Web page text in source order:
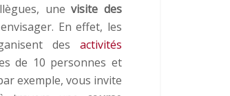
unevisite des
En effet, les
desactivités
de 10 personnes et
exemple, vous invite